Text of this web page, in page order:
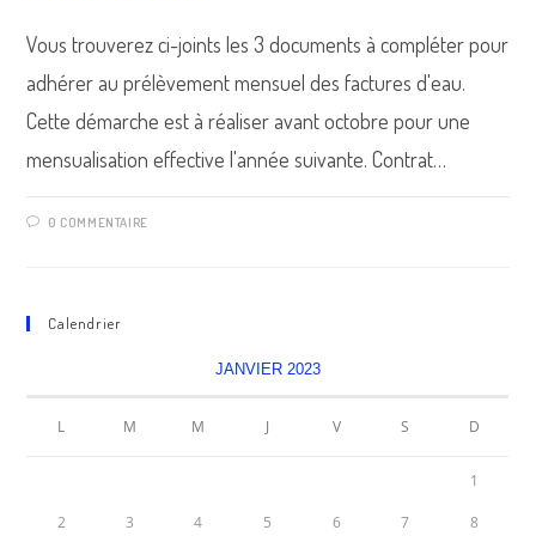
Vous trouverez ci-joints les 3 documents à compléter pour
adhérer au prélèvement mensuel des factures d'eau.
Cette démarche est à réaliser avant octobre pour une
mensualisation effective l'année suivante. Contrat…
0 COMMENTAIRE
Calendrier
JANVIER 2023
L M M J V S D
1
2 3 4 5 6 7 8